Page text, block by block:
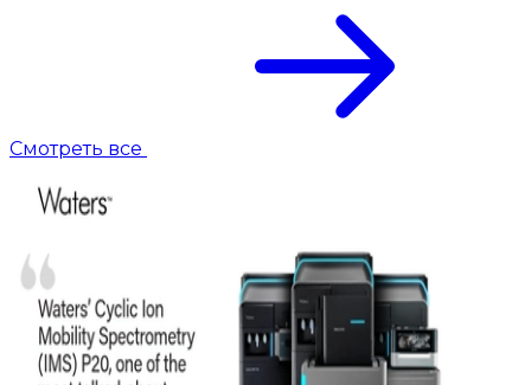
Смотреть все